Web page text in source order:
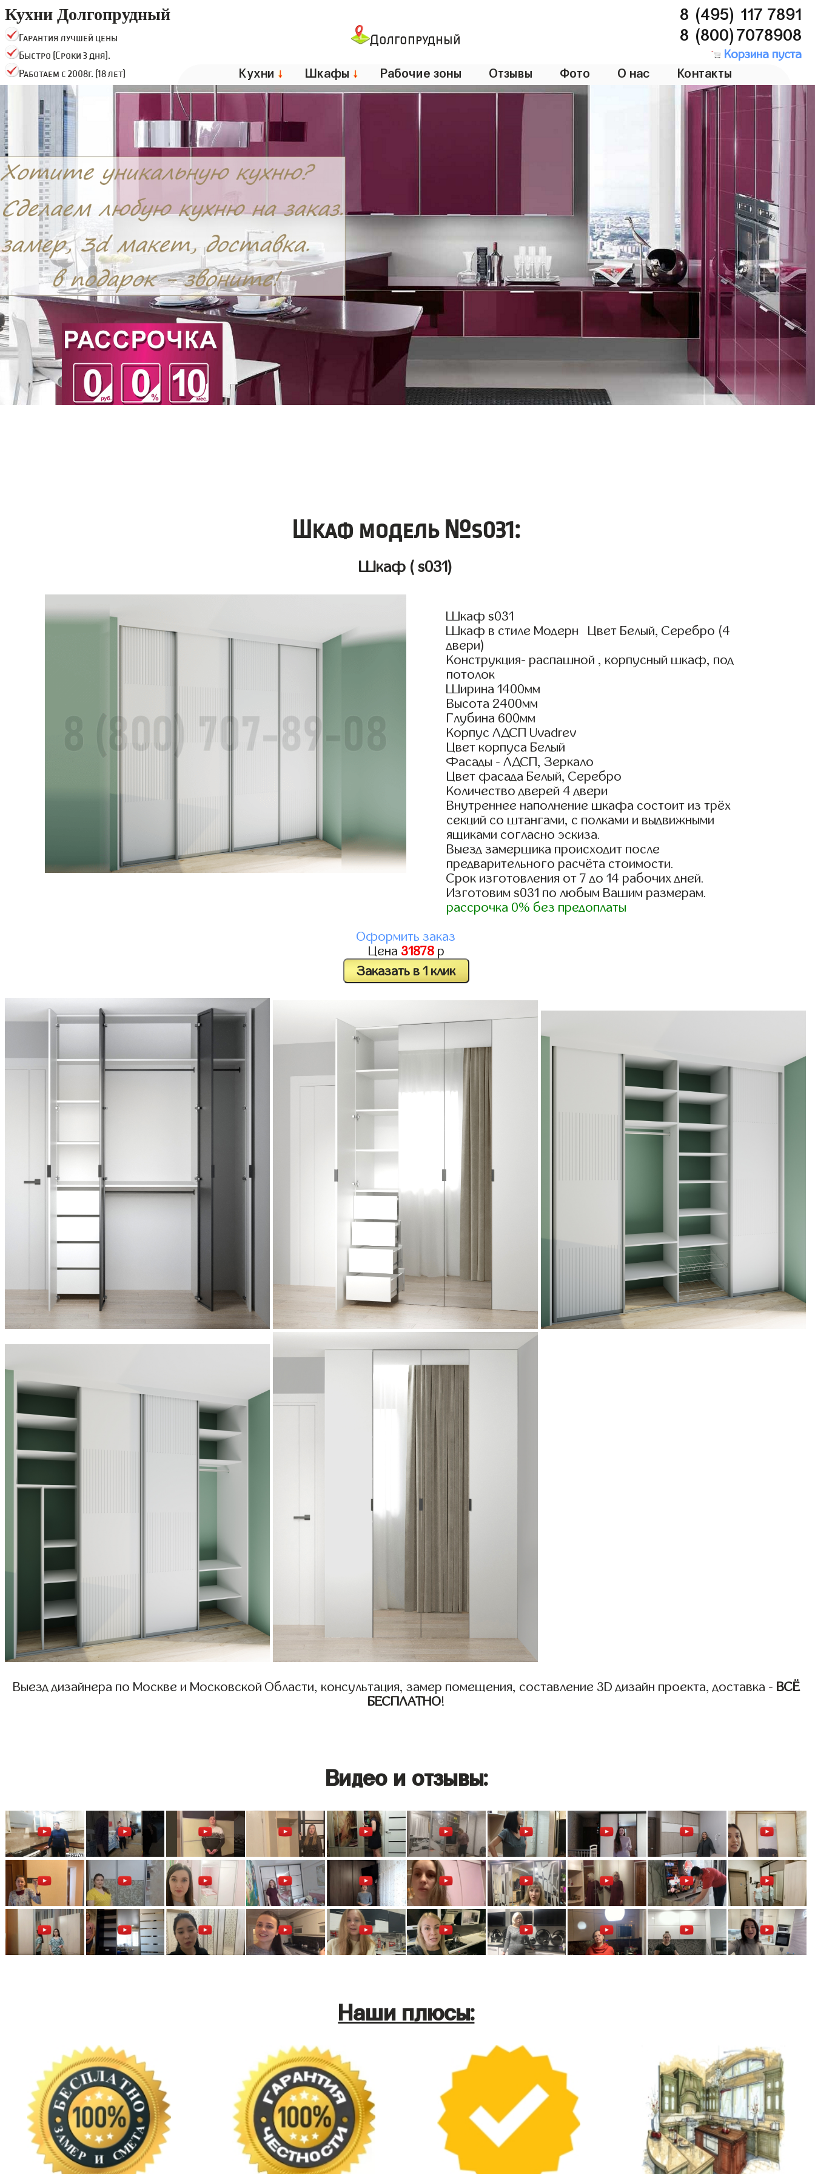
Кухни Долгопрудный
Гарантия лучшей цены
Быстро (Сроки 3 дня).
Работаем с 2008г. (18 лет)
Долгопрудный
8 (495) 117 7891
8 (800)7078908
Корзина пуста
Кухни ↓ Шкафы ↓ Рабочие зоны Отзывы Фото О нас Контакты
Шкаф модель №s031:
Шкаф ( s031)
Шкаф s031
Шкаф в стиле Модерн Цвет Белый, Серебро (4
двери)
Конструкция- распашной , корпусный шкаф, под
потолок
Ширина 1400мм
Высота 2400мм
Глубина 600мм
Корпус ЛДСП Uvadrev
Цвет корпуса Белый
Фасады - ЛДСП, Зеркало
Цвет фасада Белый, Серебро
Количество дверей 4 двери
Внутреннее наполнение шкафа состоит из трёх
секций со штангами, с полками и выдвижными
ящиками согласно эскиза.
Выезд замерщика происходит после
предварительного расчёта стоимости.
Срок изготовления от 7 до 14 рабочих дней.
Изготовим s031 по любым Вашим размерам.
рассрочка 0% без предоплаты
Оформить заказ
Цена 31878р
Заказать в 1 клик
Выезд дизайнера по Москве и Московской Области, консультация, замер помещения, составление 3D дизайн проекта, доставка - ВСЁ
БЕСПЛАТНО!
Видео и отзывы:
Наши плюсы: